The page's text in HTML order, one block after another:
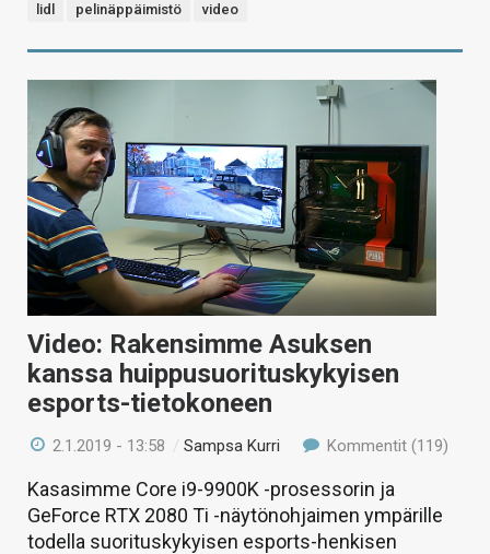
lidl pelinäppäimistö video
Video: Rakensimme Asuksen
kanssa huippusuorituskykyisen
esports-tietokoneen
2.1.2019 - 13:58 /Sampsa Kurri Kommentit (119)
Kasasimme Core i9-9900K -prosessorin ja
GeForce RTX 2080 Ti -näytönohjaimen ympärille
todella suorituskykyisen esports-henkisen